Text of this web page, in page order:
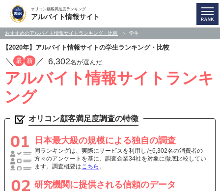
オリコン顧客満足度ランキング
アルバイト情報サイト
おすすめのアルバイト情報サイトランキング・比較 学生
【2020年】アルバイト情報サイトの学生ランキング・比較
／ 最 新 ／ 6,302名が選んだ
アルバイト情報サイトランキ
ング
オリコン顧客満足度調査の特徴
日本最大級の規模による独自の調査
同ランキングは、実際にサービスを利用した6,302名の消費者の
方々のアンケートを基に、調査企業34社を対象に徹底比較してい
ます。調査概要はこちら 。
研究機関に提供される信頼のデータ